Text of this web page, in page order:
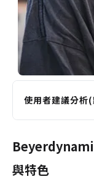
使用者建議分析
追求錄音室
體驗的音樂發
經常在吵雜環
與特色